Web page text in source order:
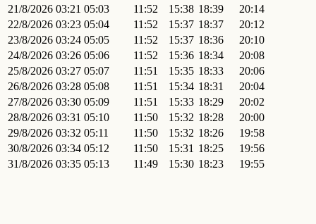
21/8/2026 03:21 05:03 11:52 15:38 18:39
20:14
22/8/2026 03:23 05:04 11:52 15:37 18:37
20:12
23/8/2026 03:24 05:05 11:52 15:37 18:36
20:10
24/8/2026 03:26 05:06 11:52 15:36 18:34
20:08
25/8/2026 03:27 05:07 11:51 15:35 18:33
20:06
26/8/2026 03:28 05:08 11:51 15:34 18:31
20:04
27/8/2026 03:30 05:09 11:51 15:33 18:29
20:02
28/8/2026 03:31 05:10 11:50 15:32 18:28
20:00
29/8/2026 03:32 05:11 11:50 15:32 18:26
19:58
30/8/2026 03:34 05:12 11:50 15:31 18:25
19:56
31/8/2026 03:35 05:13 11:49 15:30 18:23 19:55